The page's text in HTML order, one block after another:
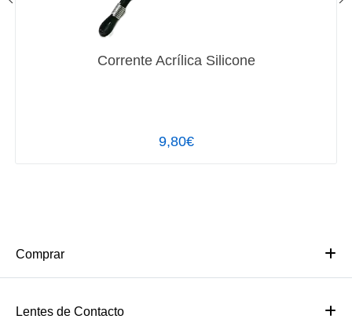
Corrente Acrílica Silicone
9,80€
Comprar
Lentes de Contacto